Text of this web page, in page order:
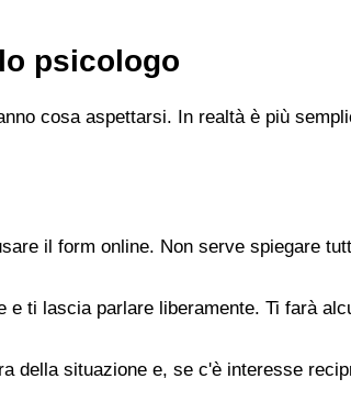
psicologo
cosa aspettarsi. In realtà è più
il form online. Non serve spiegare
ti lascia parlare liberamente. Ti farà
della situazione e, se c'è interesse